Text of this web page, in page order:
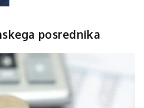
posrednika